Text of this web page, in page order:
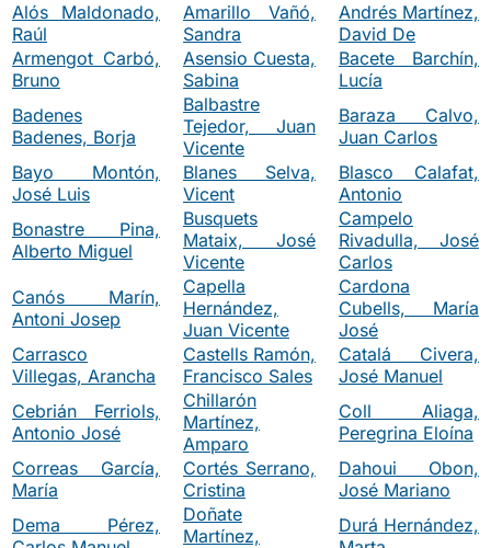
Alós Maldonado,
Raúl
Amarillo Vañó,
Sandra
Andrés Martínez,
David De
Armengot Carbó,
Bruno
Asensio Cuesta,
Sabina
Bacete Barchín,
Lucía
Badenes
Badenes, Borja
Balbastre
Tejedor, Juan
Vicente
Baraza Calvo,
Juan Carlos
Bayo Montón,
José Luis
Blanes Selva,
Vicent
Blasco Calafat,
Antonio
Bonastre Pina,
Alberto Miguel
Busquets
Mataix, José
Vicente
Campelo
Rivadulla, José
Carlos
Canós Marín,
Antoni Josep
Capella
Hernández,
Juan Vicente
Cardona
Cubells, María
José
Carrasco
Villegas, Arancha
Castells Ramón,
Francisco Sales
Catalá Civera,
José Manuel
Cebrián Ferriols,
Antonio José
Chillarón
Martínez,
Amparo
Coll Aliaga,
Peregrina Eloína
Correas García,
María
Cortés Serrano,
Cristina
Dahoui Obon,
José Mariano
Dema Pérez,
Doñate
Martínez,
Durá Hernández,